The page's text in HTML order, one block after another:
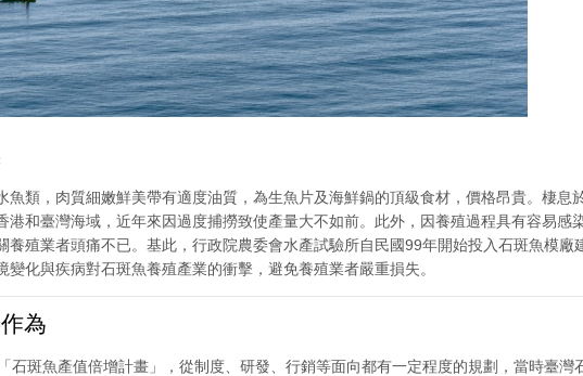
魚類，肉質細嫩鮮美帶有適度油質，為生魚片及海鮮鍋的頂級食材，價格昂貴。棲息
港和臺灣海域，近年來因過度捕撈致使產量大不如前。此外，因養殖過程具有容易感
養殖業者頭痛不已。基此，行政院農委會水產試驗所自民國99年開始投入石斑魚模
變化與疾病對石斑魚養殖產業的衝擊，避免養殖業者嚴重損失。
為
石斑魚產值倍增計畫」，從制度、研發、行銷等面向都有一定程度的規劃，當時臺